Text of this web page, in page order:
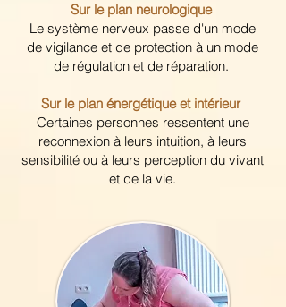
Sur le plan neurologique
Le système nerveux passe d'un mode
de vigilance et de protection à un mode
de régulation et de réparation.
Sur le plan énergétique et intérieur
Certaines personnes ressentent une
reconnexion à leurs intuition, à leurs
sensibilité ou à leurs perception du vivant
et de la vie.